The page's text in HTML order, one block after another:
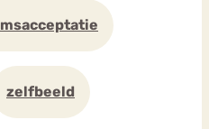
zelfbeeld